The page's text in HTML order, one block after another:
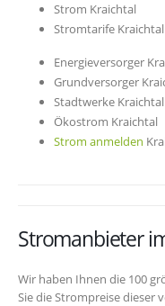
Strom Kraichtal
Stromtarife Kraichtal
Energieversorger
Grundversorger
Stadtwerke Kraichtal
Ökostrom Kraichtal
Strom anmelden
Stromanbieter
Wir haben Ihnen die 100
Sie die Strompreise dieser